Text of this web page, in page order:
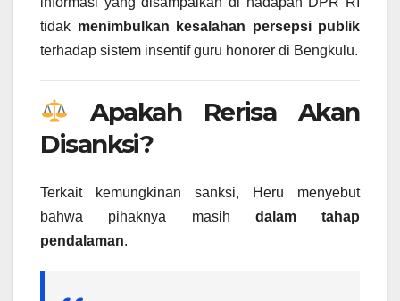
tidak menimbulkan kesalahan persepsi publik
terhadap sistem insentif guru honorer di Bengkulu.
Apakah Rerisa Akan
Disanksi?
Terkait kemungkinan sanksi, Heru menyebut
bahwa pihaknya masih dalam tahap
pendalaman.